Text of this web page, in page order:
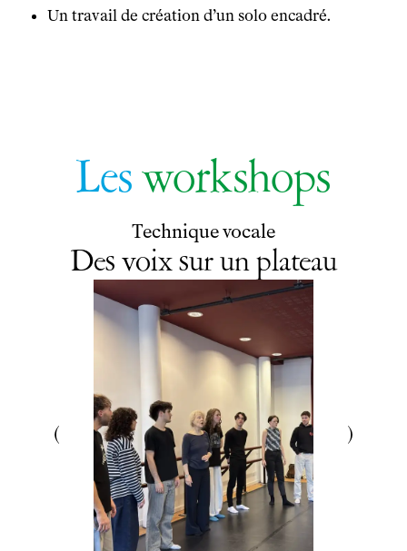
Un travail de création d’un solo encadré.
Les workshops
Technique vocale
Des voix sur un plateau
Accessibilité
Vidéos
Documents
Technique
Ressources pédagogiques
Espace production
Actualités
Newsletter